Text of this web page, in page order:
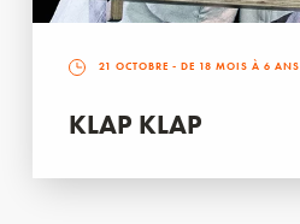
21 OCTOBRE - DE 18 MOIS À 6 ANS
KLAP KLAP